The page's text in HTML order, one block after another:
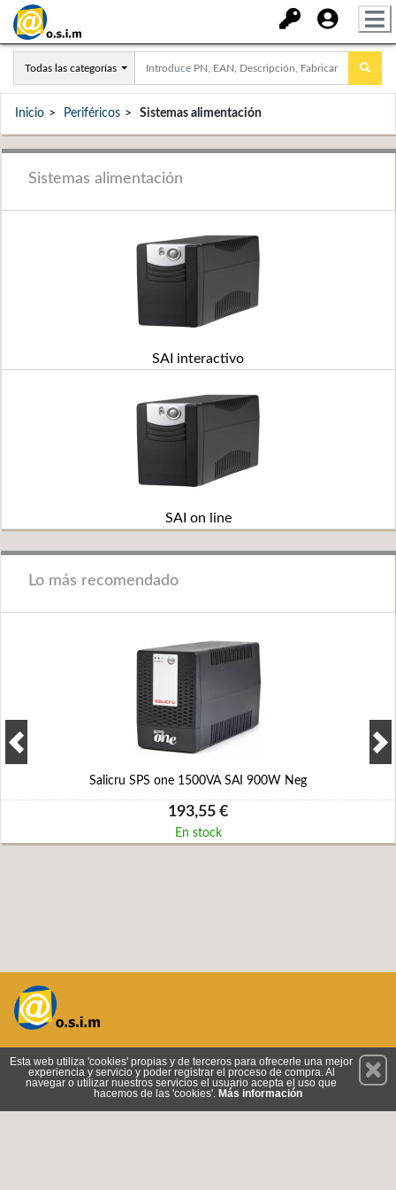
Todas las categorías
Inicio Periféricos Sistemas alimentación
Sistemas alimentación
SAI interactivo
SAI on line
Lo más recomendado
Salicru SPS one 1500VA SAI 900W Neg
193,55 €
En stock
Suscríbete
Esta web utiliza 'cookies' propias y de terceros para ofrecerle una mejor
experiencia y servicio y poder registrar el proceso de compra. Al
navegar o utilizar nuestros servicios el usuario acepta el uso que
hacemos de las 'cookies'. Más información